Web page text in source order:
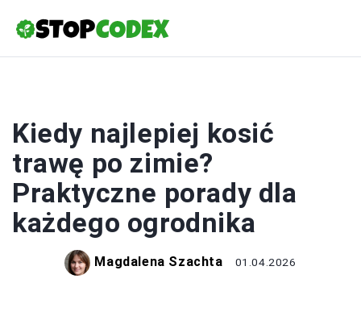
Kiedy najlepiej kosić
trawę po zimie?
Praktyczne porady dla
każdego ogrodnika
Magdalena Szachta 01.04.2026